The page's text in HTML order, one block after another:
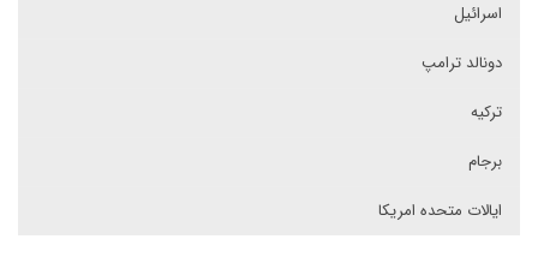
اسرائیل
دونالد ترامپ
ترکیه
برجام
ایالات متحده امریکا